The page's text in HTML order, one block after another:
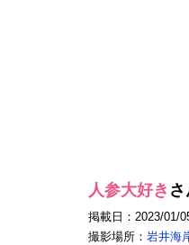
人参大好き
掲載日：2023/01/
撮影場所： 岩井海